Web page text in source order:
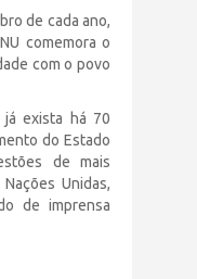
de cada ano,
comemora o
com o povo
já exista há 70
do Estado
de mais
Unidas,
de imprensa